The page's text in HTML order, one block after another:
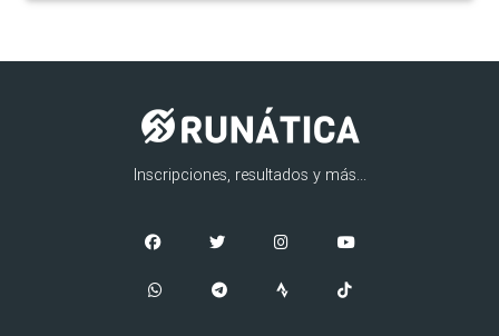
Inscripciones, resultados y más...